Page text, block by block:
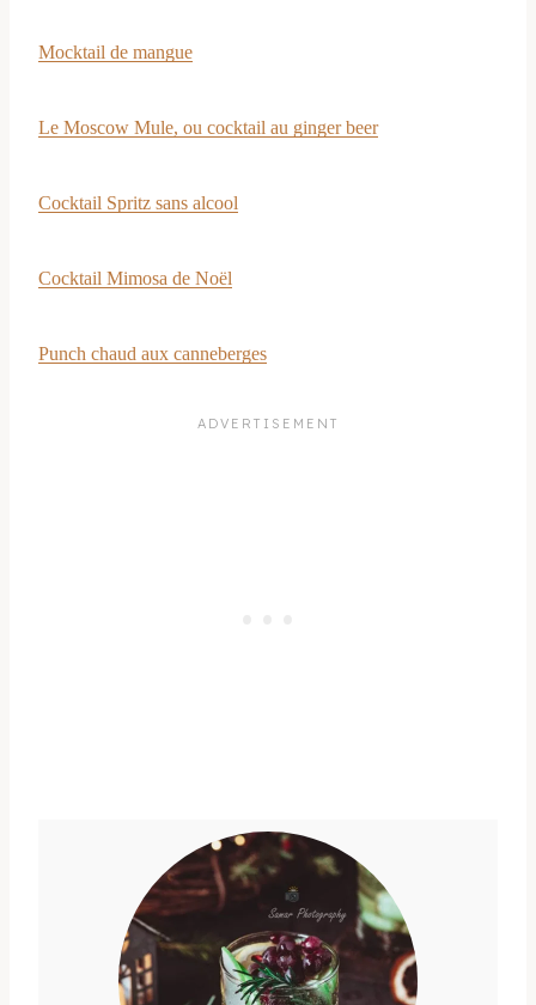
Mocktail de mangue
Le Moscow Mule, ou cocktail au ginger beer
Cocktail Spritz sans alcool
Cocktail Mimosa de Noël
Punch chaud aux canneberges